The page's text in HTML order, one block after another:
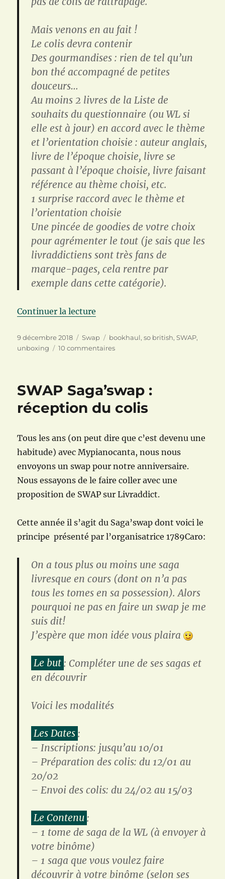
Mais venons en au fait !
Le colis devra contenir
Des gourmandises : rien de tel qu’un
bon thé accompagné de petites
douceurs…
Au moins 2 livres de la Liste de
souhaits du questionnaire (ou WL si
elle est à jour) en accord avec le thème
et l’orientation choisie : auteur anglais,
livre de l’époque choisie, livre se
passant à l’époque choisie, livre faisant
référence au thème choisi, etc.
1 surprise raccord avec le thème et
l’orientation choisie
Une pincée de goodies de votre choix
pour agrémenter le tout (je sais que les
livraddictiens sont très fans de
marque-pages, cela rentre par
exemple dans cette catégorie).
Continuer la lecture
Publié
le
9 décembre 2018 Catégories
Swap Étiquettes
bookhaul,so british,SWAP,
unboxing
10 commentairessur
SWAP Saga’swap :
réception du colis
Tous les ans (on peut dire que c’est devenu une
habitude) avec Mypianocanta, nous nous
envoyons un swap pour notre anniversaire.
Nous essayons de le faire coller avec une
proposition de SWAP sur Livraddict.
Cette année il s’agit du Saga’swap dont voici le
principe présenté par l’organisatrice 1789Caro:
On a tous plus ou moins une saga
livresque en cours (dont on n’a pas
tous les tomes en sa possession). Alors
pourquoi ne pas en faire un swap je me
suis dit!
J’espère que mon idée vous plaira
Le but : Compléter une de ses sagas et
en découvrir
Voici les modalités
Les Dates :
– Inscriptions: jusqu’au 10/01
– Préparation des colis: du 12/01 au
20/02
– Envoi des colis: du 24/02 au 15/03
Le Contenu :
– 1 tome de saga de la WL (à envoyer à
votre binôme)
– 1 saga que vous voulez faire
découvrir à votre binôme (selon ses